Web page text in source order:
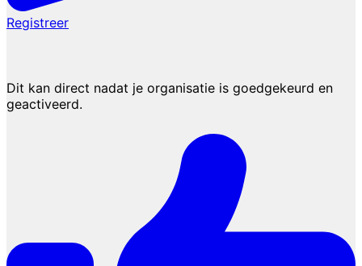
Registreer
Dit kan direct nadat je organisatie is goedgekeurd en
geactiveerd.